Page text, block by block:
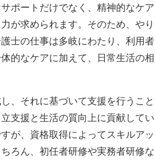
ポートだけでなく、精神的なケア
が求められます。そのため、やり
士の仕事は多岐にわたり、利用者
的なケアに加えて、日常生活の相
、それに基づいて支援を行うこと
支援と生活の質向上に貢献してい
が、資格取得によってスキルアッ
ろん、初任者研修や実務者研修な